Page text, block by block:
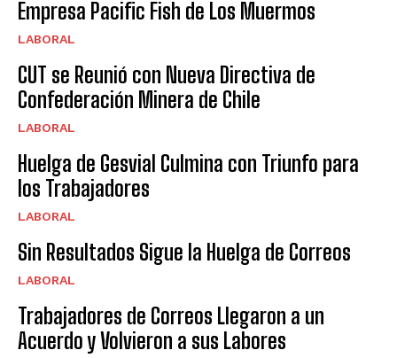
Empresa Pacific Fish de Los Muermos
LABORAL
CUT se Reunió con Nueva Directiva de
Confederación Minera de Chile
LABORAL
Huelga de Gesvial Culmina con Triunfo para
los Trabajadores
LABORAL
Sin Resultados Sigue la Huelga de Correos
LABORAL
Trabajadores de Correos Llegaron a un
Acuerdo y Volvieron a sus Labores